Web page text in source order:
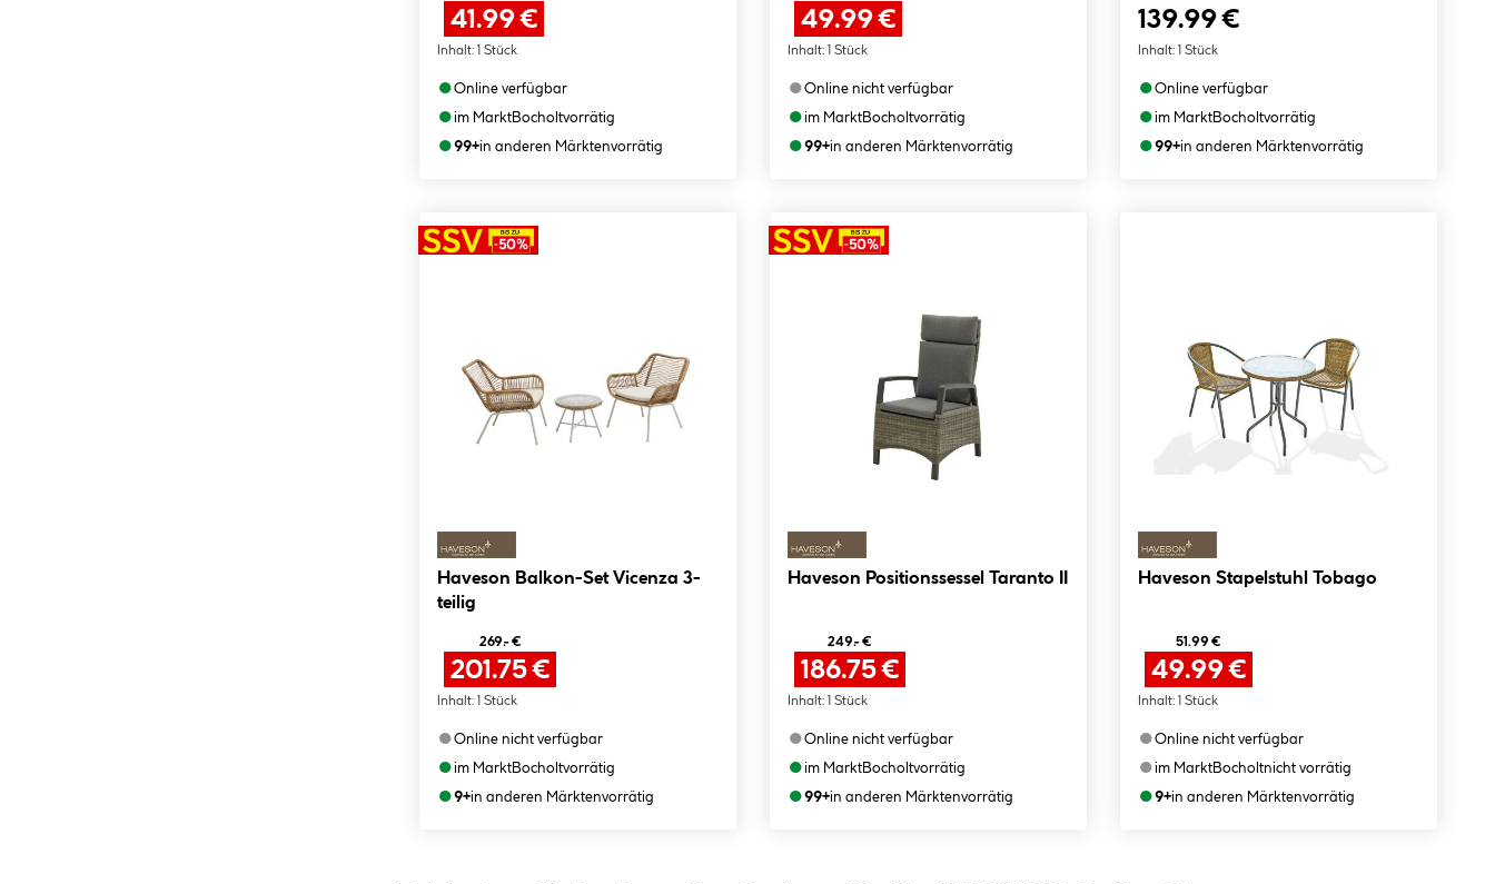
41.99 €
Inhalt: 1 Stück
●Online verfügbar
●im MarktBocholtvorrätig
●99+in anderen Märktenvorrätig
49.99 €
Inhalt: 1 Stück
●Online nicht verfügbar
●im MarktBocholtvorrätig
●99+in anderen Märktenvorrätig
139.99 €
Inhalt: 1 Stück
●Online verfügbar
●im MarktBocholtvorrätig
●99+in anderen Märktenvorrätig
Haveson Balkon-Set Vicenza 3-
teilig
269.- €
201.75 €
Inhalt: 1 Stück
●Online nicht verfügbar
●im MarktBocholtvorrätig
●9+in anderen Märktenvorrätig
Haveson Positionssessel Taranto II
249.- €
186.75 €
Inhalt: 1 Stück
●Online nicht verfügbar
●im MarktBocholtvorrätig
●99+in anderen Märktenvorrätig
Haveson Stapelstuhl Tobago
51.99 €
49.99 €
Inhalt: 1 Stück
●Online nicht verfügbar
●im MarktBocholtnicht vorrätig
●9+in anderen Märktenvorrätig